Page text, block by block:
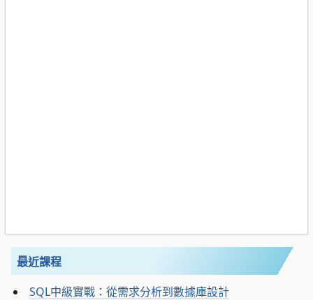
最近課程
SQL中級實戰：從需求分析到數據庫設計